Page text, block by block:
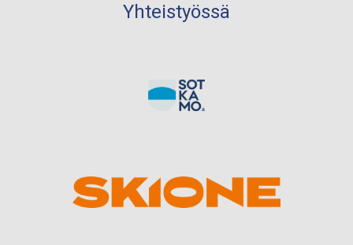
Yhteistyössä